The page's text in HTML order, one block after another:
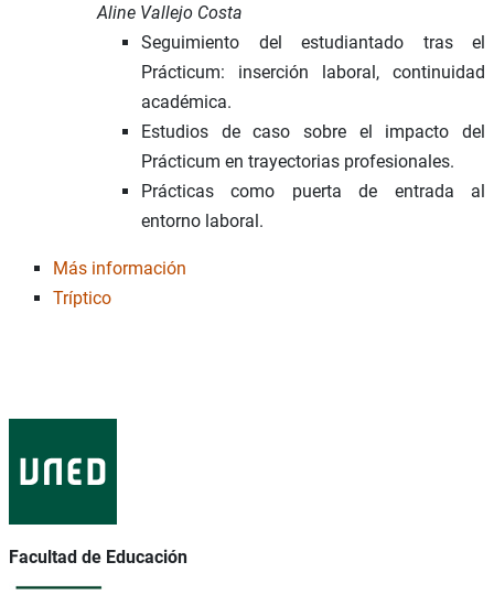
Aline Vallejo Costa
Seguimiento del estudiantado tras el
Prácticum: inserción laboral, continuidad
académica.
Estudios de caso sobre el impacto del
Prácticum en trayectorias profesionales.
Prácticas como puerta de entrada al
entorno laboral.
Más información
Tríptico
Facultad de Educación